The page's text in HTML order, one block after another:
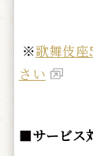
※歌舞伎
さい
■サービス